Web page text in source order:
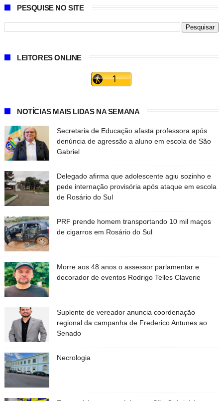
PESQUISE NO SITE
LEITORES ONLINE
NOTÍCIAS MAIS LIDAS NA SEMANA
Secretaria de Educação afasta professora após
denúncia de agressão a aluno em escola de São
Gabriel
Delegado afirma que adolescente agiu sozinho e
pede internação provisória após ataque em escola
de Rosário do Sul
PRF prende homem transportando 10 mil maços
de cigarros em Rosário do Sul
Morre aos 48 anos o assessor parlamentar e
decorador de eventos Rodrigo Telles Claverie
Suplente de vereador anuncia coordenação
regional da campanha de Frederico Antunes ao
Senado
Necrologia